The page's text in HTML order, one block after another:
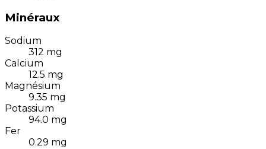
Minéraux
Sodium
312 mg
Calcium
12.5 mg
Magnésium
9.35 mg
Potassium
94.0 mg
Fer
0.29 mg